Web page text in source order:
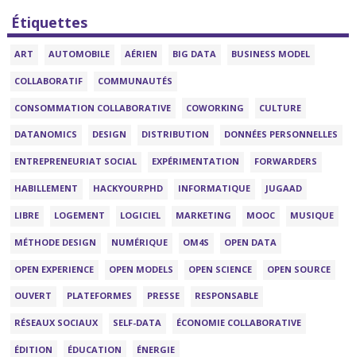
Étiquettes
ART AUTOMOBILE AÉRIEN BIG DATA BUSINESS MODEL
COLLABORATIF COMMUNAUTÉS
CONSOMMATION COLLABORATIVE COWORKING CULTURE
DATANOMICS DESIGN DISTRIBUTION DONNÉES PERSONNELLES
ENTREPRENEURIAT SOCIAL EXPÉRIMENTATION FORWARDERS
HABILLEMENT HACKYOURPHD INFORMATIQUE JUGAAD
LIBRE LOGEMENT LOGICIEL MARKETING MOOC MUSIQUE
MÉTHODE DESIGN NUMÉRIQUE OM4S OPEN DATA
OPEN EXPERIENCE OPEN MODELS OPEN SCIENCE OPEN SOURCE
OUVERT PLATEFORMES PRESSE RESPONSABLE
RÉSEAUX SOCIAUX SELF-DATA ÉCONOMIE COLLABORATIVE
ÉDITION ÉDUCATION ÉNERGIE